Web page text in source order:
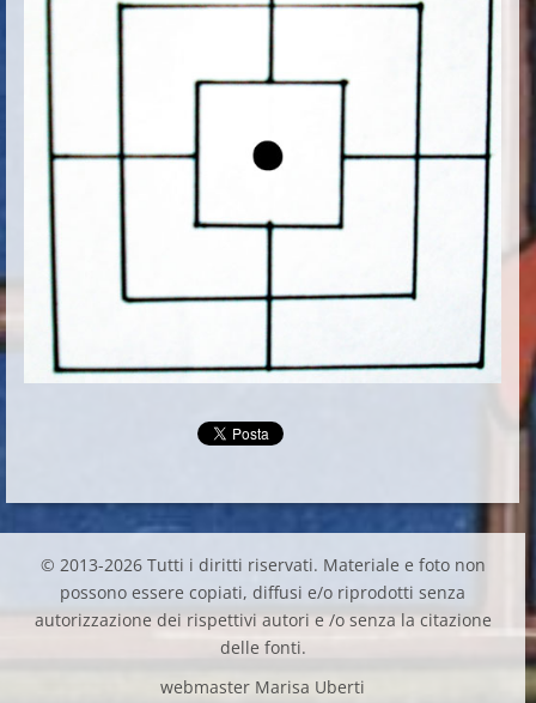
© 2013-2026 Tutti i diritti riservati. Materiale e foto non
possono essere copiati, diffusi e/o riprodotti senza
autorizzazione dei rispettivi autori e /o senza la citazione
delle fonti.
webmaster Marisa Uberti